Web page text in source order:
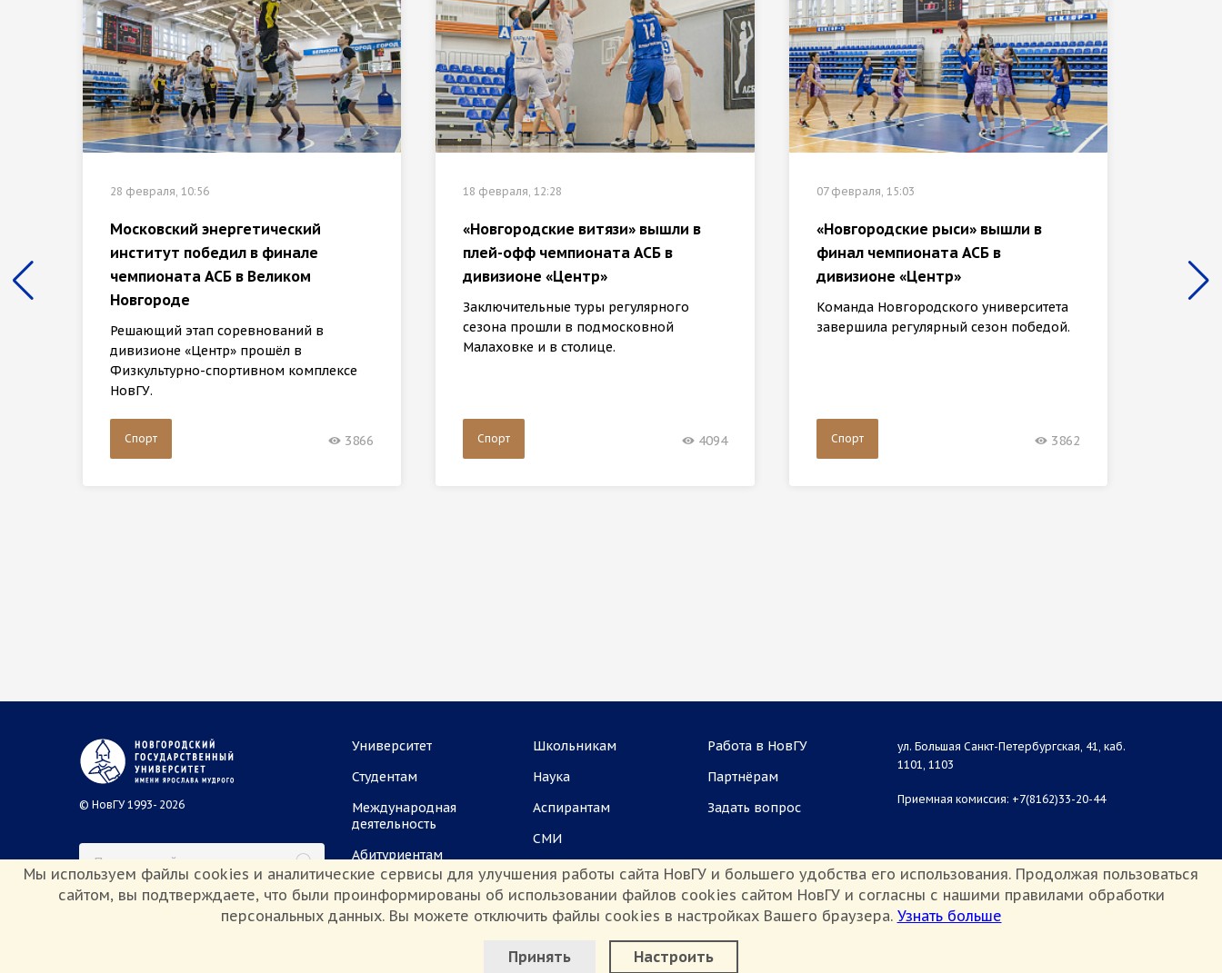
28 февраля, 10:56
Московский энергетический
институт победил в финале
чемпионата АСБ в Великом
Новгороде
Решающий этап соревнований в
дивизионе «Центр» прошёл в
Физкультурно-спортивном комплексе
НовГУ.
Спорт 3866
18 февраля, 12:28
«Новгородские витязи» вышли в
плей-офф чемпионата АСБ в
дивизионе «Центр»
Заключительные туры регулярного
сезона прошли в подмосковной
Малаховке и в столице.
Спорт 4094
07 февраля, 15:03
«Новгородские рыси» вышли в
финал чемпионата АСБ в
дивизионе «Центр»
Команда Новгородского университета
завершила регулярный сезон победой.
Спорт 3862
© НовГУ 1993- 2026
Университет
Студентам
Международная
деятельность
Абитуриентам
Школьникам
Наука
Аспирантам
СМИ
Работа в НовГУ
Партнёрам
Задать вопрос
ул. Большая Санкт-Петербургская, 41, каб.
1101, 1103
Приемная комиссия: +7(8162)33-20-44
Сведения о доходах Противодействие коррупции
Мы используем файлы cookies и аналитические сервисы для улучшения работы сайта НовГУ и большего удобства его использования. Продолжая пользоваться
сайтом, вы подтверждаете, что были проинформированы об использовании файлов cookies сайтом НовГУ и согласны с нашими правилами обработки
персональных данных. Вы можете отключить файлы cookies в настройках Вашего браузера. Узнать больше
Настроить Cookie
Минимальные Аналитические/Функциональные
Принять Настроить